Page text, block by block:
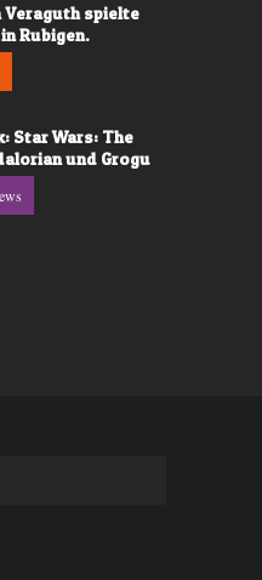
Veraguth spielte
Rubigen.
Star Wars: The
und Grogu